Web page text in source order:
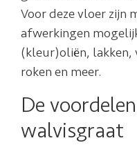
Voor deze vloer zijn
afwerkingen
(kleur)oliën, lakken,
roken en meer.
De
walvisgraat